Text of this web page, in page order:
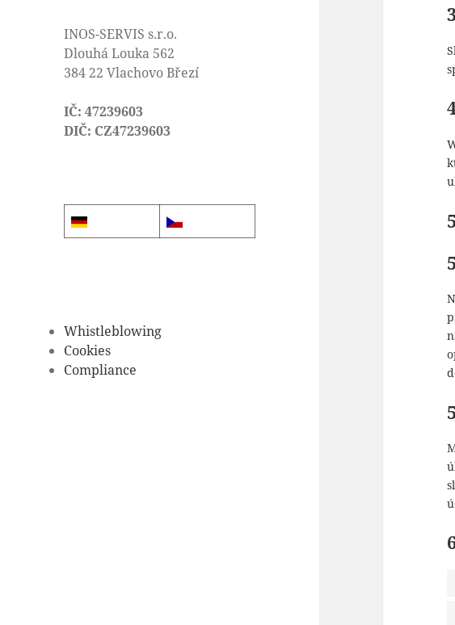
INOS-SERVIS s.r.o.
Dlouhá Louka 562
384 22 Vlachovo Březí
IČ: 47239603
DIČ: CZ47239603
Whistleblowing
Cookies
Compliance